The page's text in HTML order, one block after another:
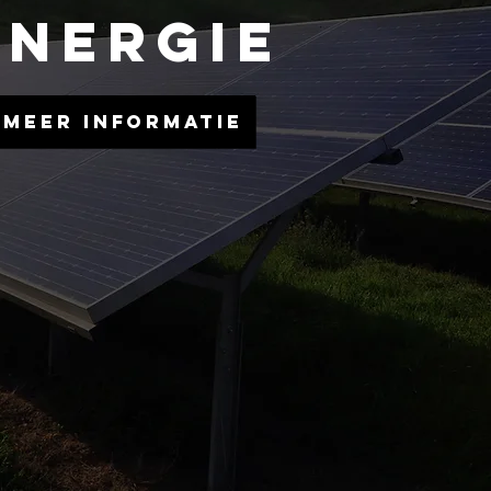
Meer informatie